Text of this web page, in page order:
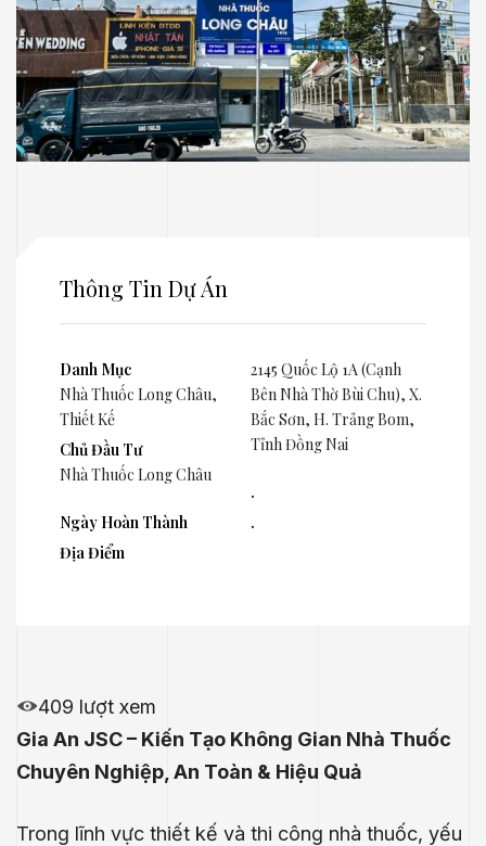
Thông Tin Dự Án
Danh Mục
Nhà Thuốc Long Châu,
Thiết Kế
Chủ Đầu Tư
Nhà Thuốc Long Châu
Ngày Hoàn Thành
Địa Điểm
2145 Quốc Lộ 1A (Cạnh
Bên Nhà Thờ Bùi Chu), X.
Bắc Sơn, H. Trảng Bom,
Tỉnh Đồng Nai
.
.
409 lượt xem
Gia An JSC – Kiến Tạo Không Gian Nhà Thuốc
Chuyên Nghiệp, An Toàn & Hiệu Quả
Trong lĩnh vực thiết kế và thi công nhà thuốc, yếu